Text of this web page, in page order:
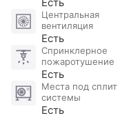
Центральная
вентиляция
Есть
Спринклерное
пожаротушение
Есть
Места под сплит
системы
Есть